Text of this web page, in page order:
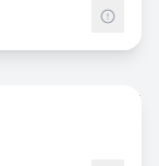
8